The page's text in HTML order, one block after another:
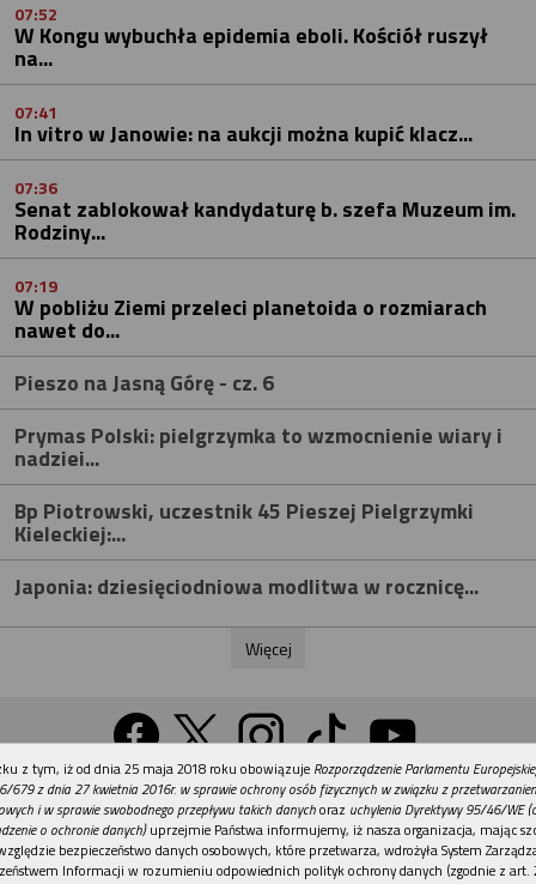
07:52
W Kongu wybuchła epidemia eboli. Kościół ruszył
na...
07:41
In vitro w Janowie: na aukcji można kupić klacz...
07:36
Senat zablokował kandydaturę b. szefa Muzeum im.
Rodziny...
07:19
W pobliżu Ziemi przeleci planetoida o rozmiarach
nawet do...
Pieszo na Jasną Górę - cz. 6
Prymas Polski: pielgrzymka to wzmocnienie wiary i
nadziei...
Bp Piotrowski, uczestnik 45 Pieszej Pielgrzymki
Kieleckiej:...
Japonia: dziesięciodniowa modlitwa w rocznicę...
Więcej
Wersja na komputer
Działy Tematy Kontakt Reklama Patronaty
REKLAMA
z tym, iż od dnia 25 maja 2018 roku obowiązuje Rozporządzenie Parlamentu
679 z dnia 27 kwietnia 2016r. w sprawie ochrony osób fizycznych w związku z
i w sprawie swobodnego przepływu takich danychoraz uchylenia Dyrektywy 95/46/WE
o ochronie danych)uprzejmie Państwa informujemy, iż nasza organizacja, mając
bezpieczeństwo danych osobowych, które przetwarza, wdrożyła System
Informacji w rozumieniu odpowiednich polityk ochrony danych (zgodnie z art.